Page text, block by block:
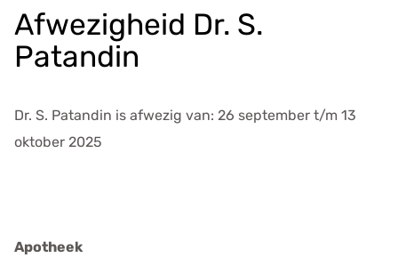
e
g
e
n
s
Afwezigheid Dr. S.
Patandin
Dr. S. Patandin is afwezig van: 26 september t/m 13
oktober 2025
Apotheek